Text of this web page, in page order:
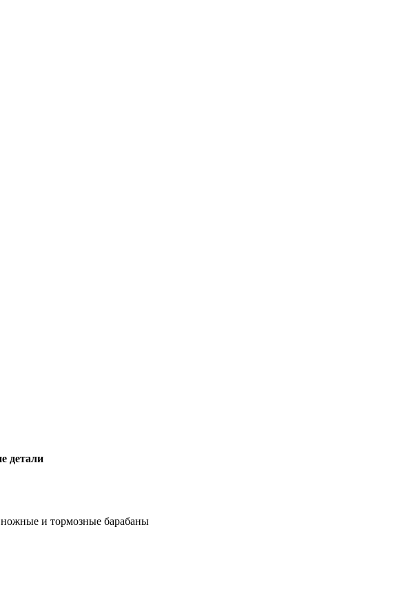
детали
ножные и тормозные барабаны